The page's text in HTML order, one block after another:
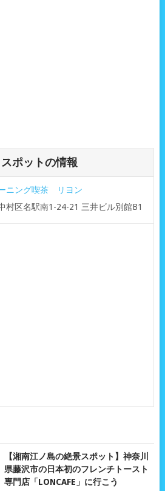
ポットの情報
ニング喫茶 リヨン
村区名駅南1-24-21 三井ビル別館B1
【湘南江ノ島の絶景スポット】神奈川
県藤沢市の日本初のフレンチトースト
専門店「LONCAFE」に行こう